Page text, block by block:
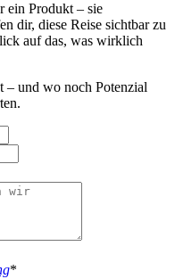
ein Produkt – sie
dir, diese Reise sichtbar zu
auf das, was wirklich
– und wo noch Potenzial
*